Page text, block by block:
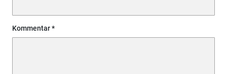
Kommentar